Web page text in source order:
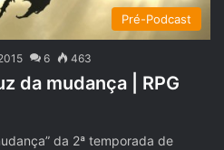
Pré-Podcast
6 463
da mudança | RPG
da 2ª temporada de